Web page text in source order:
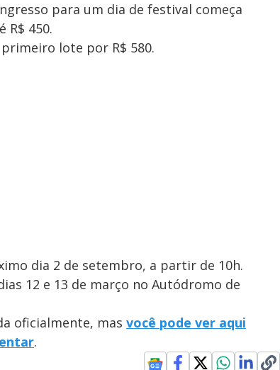
para um dia de festival começa
R$ 450.
lote por R$ 580.
dia 2 de setembro, a partir de 10h.
12 e 13 de março no Autódromo de
oficialmente, mas você pode ver aqui
.